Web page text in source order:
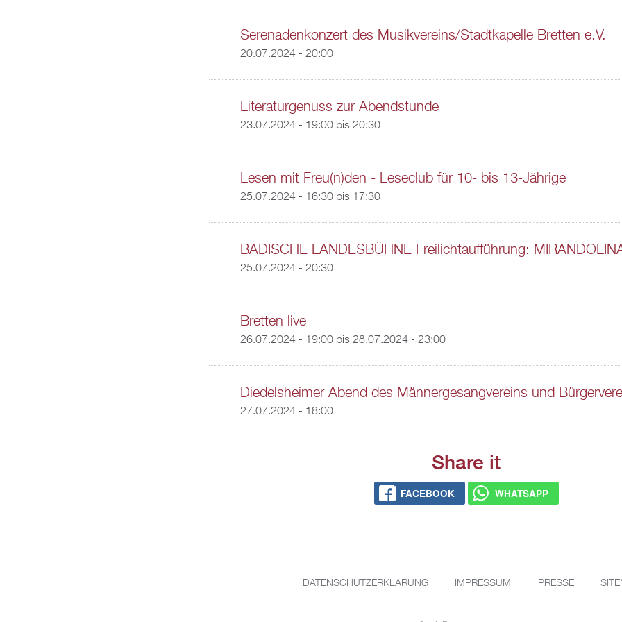
Serenadenkonzert des Musikvereins/Stadtkapelle Bretten e.V.
20.07.2024 - 20:00
Literaturgenuss zur Abendstunde
23.07.2024 - 19:00bis 20:30
Lesen mit Freu(n)den - Leseclub für 10- bis 13-Jährige
25.07.2024 - 16:30bis 17:30
BADISCHE LANDESBÜHNE Freilichtaufführung:
25.07.2024 - 20:30
Bretten live
26.07.2024 - 19:00bis 28.07.2024 - 23:00
Diedelsheimer Abend des Männergesangvereins und
27.07.2024 - 18:00
Share it
FACEBOOK WHATSAPP
DATENSCHUTZERKLÄRUNG IMPRESSUM PRESSE